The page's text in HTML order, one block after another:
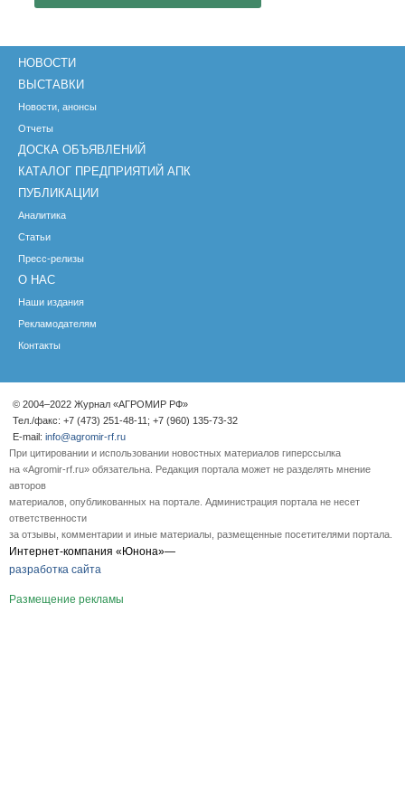
НОВОСТИ
ВЫСТАВКИ
Новости, анонсы
Отчеты
ДОСКА ОБЪЯВЛЕНИЙ
КАТАЛОГ ПРЕДПРИЯТИЙ АПК
ПУБЛИКАЦИИ
Аналитика
Статьи
Пресс-релизы
О НАС
Наши издания
Рекламодателям
Контакты
© 2004–2022 Журнал «АГРОМИР РФ»
Тел./факс: +7 (473) 251-48-11; +7 (960) 135-73-32
E-mail: info@agromir-rf.ru
При цитировании и использовании новостных материалов гиперссылка
на «Agromir-rf.ru» обязательна. Редакция портала может не разделять мнение
авторов
материалов, опубликованных на портале. Администрация портала не несет
ответственности
за отзывы, комментарии и иные материалы, размещенные посетителями портала.
Интернет-компания «Юнона»—
разработка сайта
Размещение рекламы